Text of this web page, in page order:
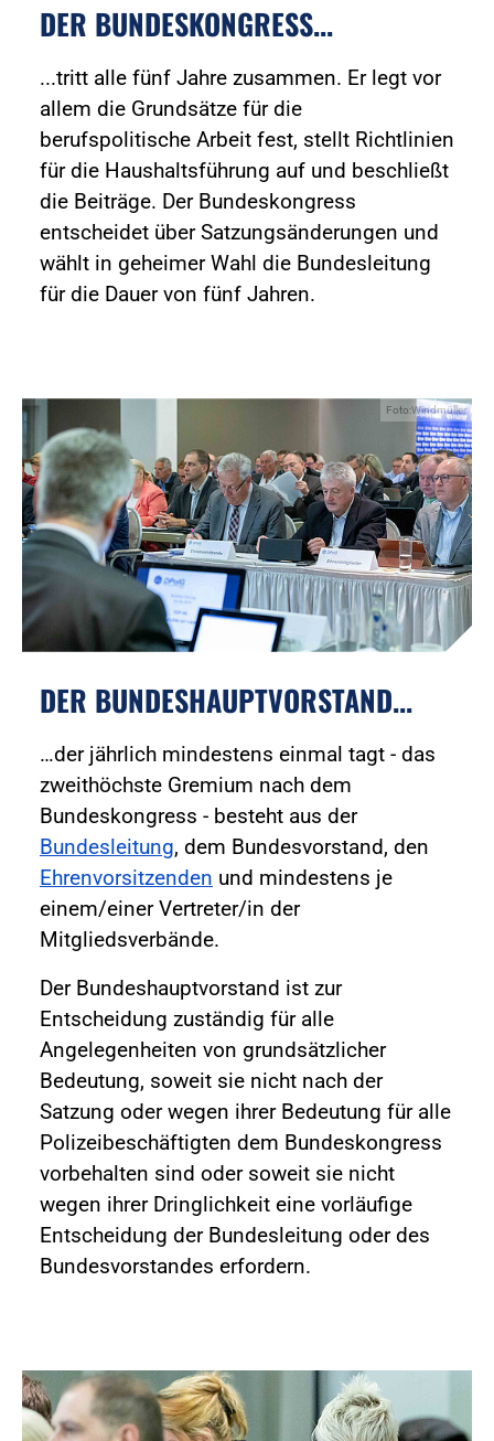
DER BUNDESKONGRESS...
...tritt alle fünf Jahre zusammen. Er legt vor
allem die Grundsätze für die
berufspolitische Arbeit fest, stellt Richtlinien
für die Haushaltsführung auf und beschließt
die Beiträge. Der Bundeskongress
entscheidet über Satzungsänderungen und
wählt in geheimer Wahl die Bundesleitung
für die Dauer von fünf Jahren.
DER BUNDESHAUPTVORSTAND...
…der jährlich mindestens einmal tagt - das
zweithöchste Gremium nach dem
Bundeskongress - besteht aus der
Bundesleitung, dem Bundesvorstand, den
Ehrenvorsitzenden und mindestens je
einem/einer Vertreter/in der
Mitgliedsverbände.
Der Bundeshauptvorstand ist zur
Entscheidung zuständig für alle
Angelegenheiten von grundsätzlicher
Bedeutung, soweit sie nicht nach der
Satzung oder wegen ihrer Bedeutung für alle
Polizeibeschäftigten dem Bundeskongress
vorbehalten sind oder soweit sie nicht
wegen ihrer Dringlichkeit eine vorläufige
Entscheidung der Bundesleitung oder des
Bundesvorstandes erfordern.
Foto:Windmüller